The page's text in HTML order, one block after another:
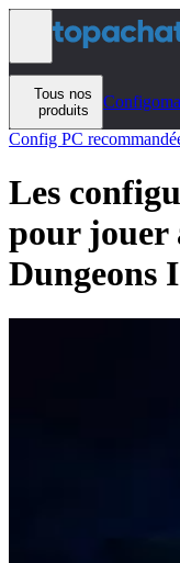
Aller au contenu
Tous nos
produits
Config PC
Les
pour jouer
Dungeons